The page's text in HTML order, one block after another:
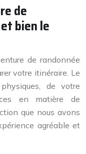
de
bien le
de randonnée
votre itinéraire. Le
de votre
en matière de
que nous avons
agréable et